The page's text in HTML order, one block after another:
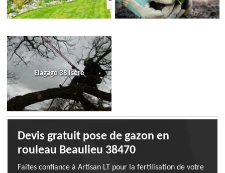
Elagage 38 Isère
Devis gratuit pose de gazon en
rouleau Beaulieu 38470
Faites confiance à Artisan LT pour la fertilisation de votre